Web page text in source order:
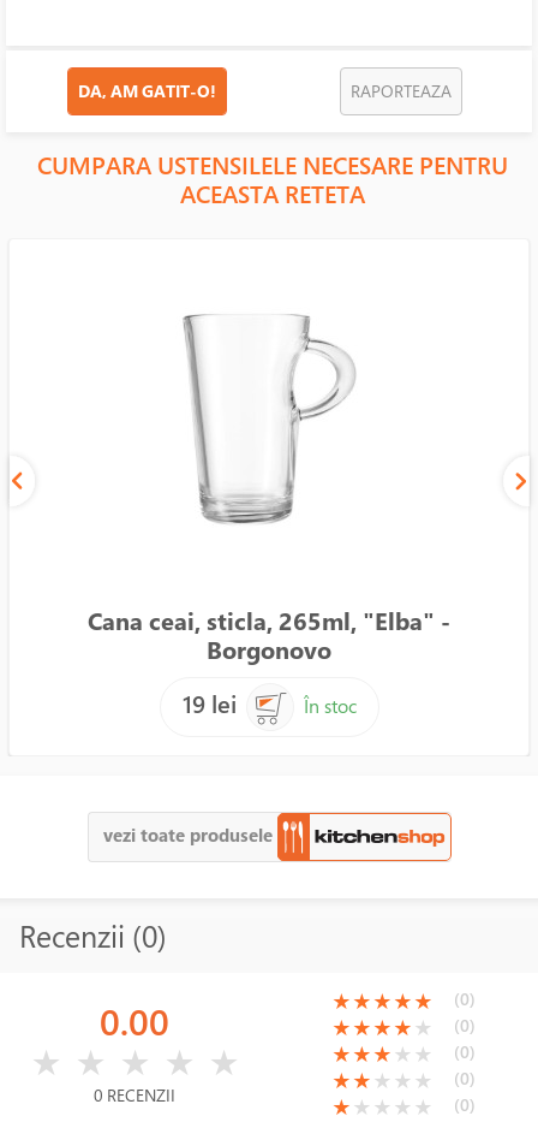
DA, AM GATIT-O! RAPORTEAZA
CUMPARA USTENSILELE NECESARE PENTRU
ACEASTA RETETA
Cana ceai, sticla, 265ml, "Elba" -
Borgonovo
19 lei
În stoc
vezi toate produsele
Recenzii (0)
0.00
★ ★ ★ ★ ★
0 RECENZII
(*)
★(*)
★(*)
★(*)
★(*)
★ (0)
(*)
★(*)
★(*)
★(*)
★( )
★ (0)
(*)
★(*)
★(*)
★( )
★ ( )
★ (0)
(*)
★(*)
★( )
★ ( )
★ ( )
★ (0)
(*)
★( )
★ ( )
★ ( )
★ ( )
★ (0)